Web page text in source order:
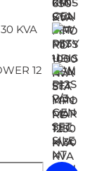
KVA
12